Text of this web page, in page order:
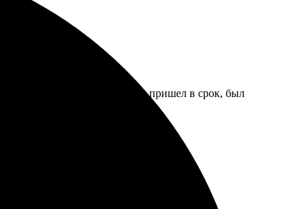
дизайн и размер. Заказ пришел в срок, был